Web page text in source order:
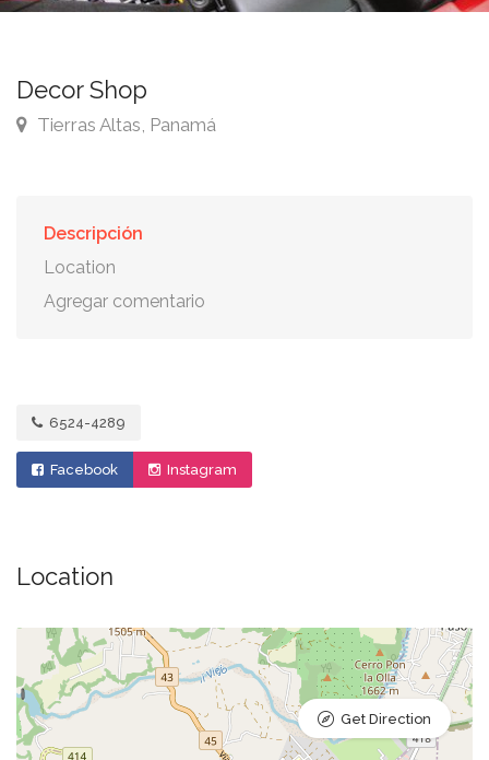
Decor Shop
Tierras Altas, Panamá
Descripción
Location
Agregar comentario
6524-4289
Facebook Instagram
Location
Get Direction